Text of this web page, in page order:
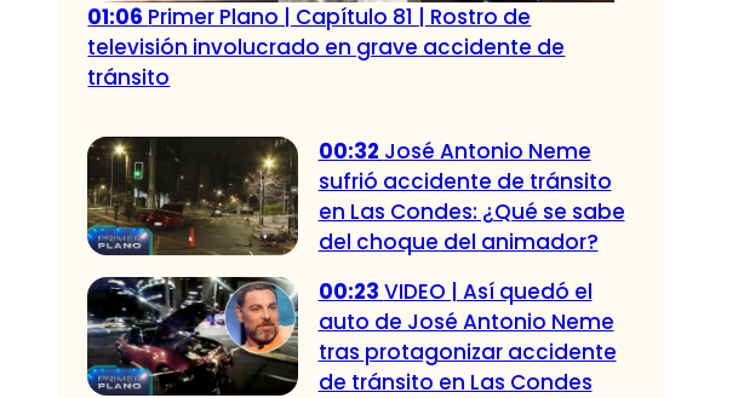
01:06 Primer Plano | Capítulo 81 | Rostro de
televisión involucrado en grave accidente de
tránsito
00:32 José Antonio Neme
sufrió accidente de tránsito
en Las Condes: ¿Qué se sabe
del choque del animador?
00:23 VIDEO | Así quedó el
auto de José Antonio Neme
tras protagonizar accidente
de tránsito en Las Condes